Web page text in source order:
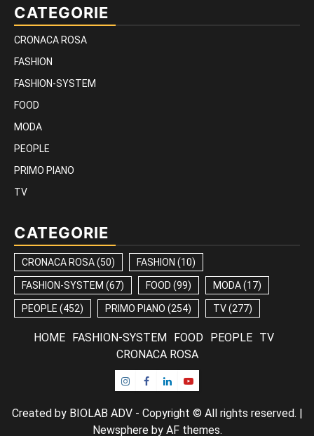
CATEGORIE
CRONACA ROSA
FASHION
FASHION-SYSTEM
FOOD
MODA
PEOPLE
PRIMO PIANO
TV
CATEGORIE
CRONACA ROSA(50) FASHION (10)
FASHION-SYSTEM (67) FOOD (99) MODA(17)
PEOPLE (452) PRIMO PIANO (254) TV(277)
HOME FASHION-SYSTEM FOOD PEOPLE
TV
CRONACA ROSA
Instagram
Facebook
LinkedinYoutube
Created by BIOLAB ADV - Copyright © All rights reserved. |
Newsphereby AF themes.